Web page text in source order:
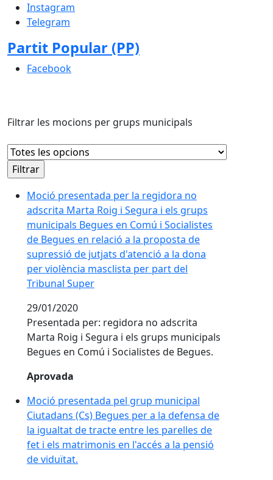
Instagram
Telegram
Partit Popular (PP)
Facebook
Filtrar les mocions per grups municipals
Moció presentada per la regidora no
adscrita Marta Roig i Segura i els grups
municipals Begues en Comú i Socialistes
de Begues en relació a la proposta de
supressió de jutjats d'atenció a la dona
per violència masclista per part del
Tribunal Super
29/01/2020
Presentada per: regidora no adscrita
Marta Roig i Segura i els grups municipals
Begues en Comú i Socialistes de Begues.
Aprovada
Moció presentada pel grup municipal
Ciutadans (Cs) Begues per a la defensa de
la igualtat de tracte entre les parelles de
fet i els matrimonis en l'accés a la pensió
de viduïtat.